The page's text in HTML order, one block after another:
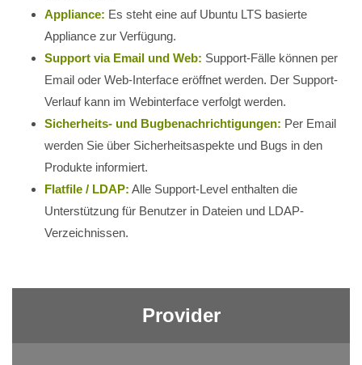
Appliance: Es steht eine auf Ubuntu LTS basierte
Appliance zur Verfügung.
Support via Email und Web: Support-Fälle können per
Email oder Web-Interface eröffnet werden. Der Support-
Verlauf kann im Webinterface verfolgt werden.
Sicherheits- und Bugbenachrichtigungen: Per Email
werden Sie über Sicherheitsaspekte und Bugs in den
Produkte informiert.
Flatfile / LDAP: Alle Support-Level enthalten die
Unterstützung für Benutzer in Dateien und LDAP-
Verzeichnissen.
Provider